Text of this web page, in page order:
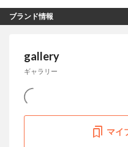
ブランド情報
gallery
ギャラリー
マイ